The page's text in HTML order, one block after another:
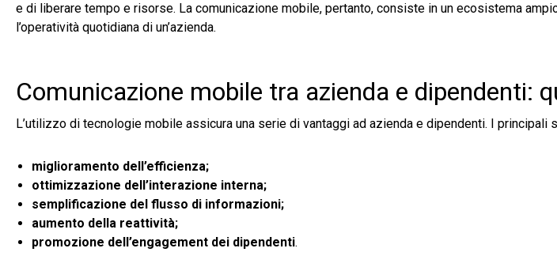
e di liberare tempo e risorse. La comunicazione mobile, pertanto, consiste in un ecosistema
l’operatività quotidiana di un’azienda.
Comunicazione mobile tra azienda e dipendenti:
L’utilizzo di tecnologie mobile assicura una serie di vantaggi ad azienda e dipendenti. I principali
miglioramento dell’efficienza;
ottimizzazione dell’interazione interna;
semplificazione del flusso di informazioni;
aumento della reattività;
promozione dell’engagement dei dipendenti.